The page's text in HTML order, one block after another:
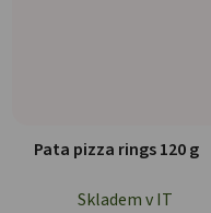
Pata pizza rings 120 g
Skladem v IT